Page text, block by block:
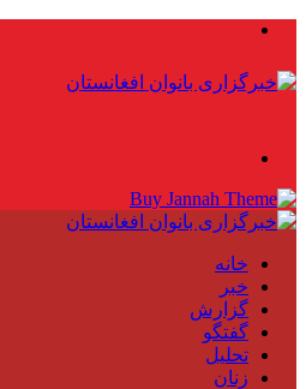
خانه
خبر
گزارش
گفتگو
تحلیل
زنان